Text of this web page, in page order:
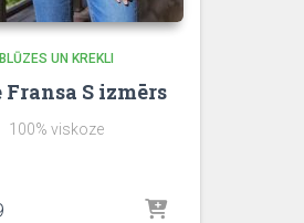
BLŪZES UN KREKLI
Fransa S izmērs
100% viskoze